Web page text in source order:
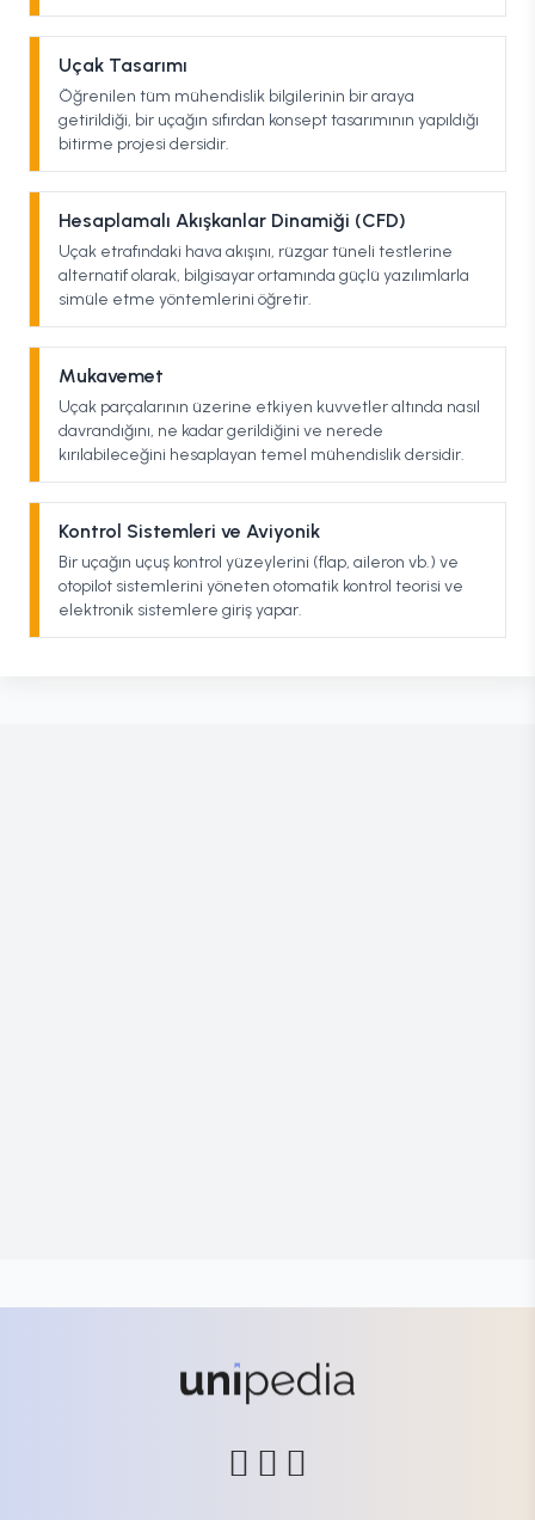
Uçak Tasarımı
Öğrenilen tüm mühendislik bilgilerinin bir araya
getirildiği, bir uçağın sıfırdan konsept tasarımının yapıldığı
bitirme projesi dersidir.
Hesaplamalı Akışkanlar Dinamiği (CFD)
Uçak etrafındaki hava akışını, rüzgar tüneli testlerine
alternatif olarak, bilgisayar ortamında güçlü yazılımlarla
simüle etme yöntemlerini öğretir.
Mukavemet
Uçak parçalarının üzerine etkiyen kuvvetler altında nasıl
davrandığını, ne kadar gerildiğini ve nerede
kırılabileceğini hesaplayan temel mühendislik dersidir.
Kontrol Sistemleri ve Aviyonik
Bir uçağın uçuş kontrol yüzeylerini (flap, aileron vb.) ve
otopilot sistemlerini yöneten otomatik kontrol teorisi ve
elektronik sistemlere giriş yapar.